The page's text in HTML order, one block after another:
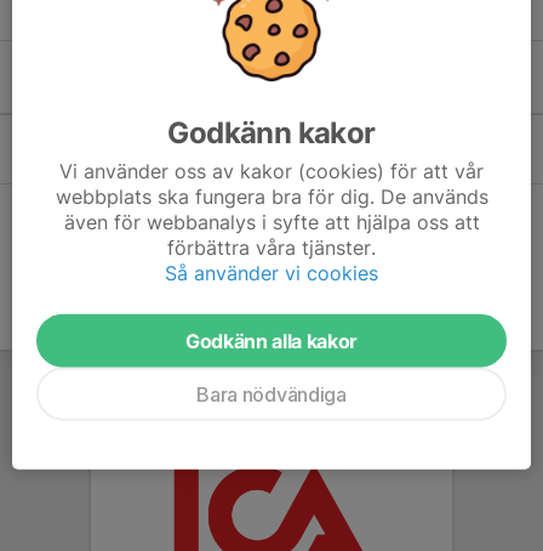
15:00-17:00
Bamsegalan
Huskvarna Sporthall
Hela kalendern
Godkänn kakor
Vi använder oss av kakor (cookies) för att vår
webbplats ska fungera bra för dig. De används
även för webbanalys i syfte att hjälpa oss att
förbättra våra tjänster.
Så använder vi cookies
Godkänn alla kakor
Bara nödvändiga